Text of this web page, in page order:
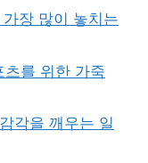
장 많이 놓치는
를 위한 가죽
각을 깨우는 일